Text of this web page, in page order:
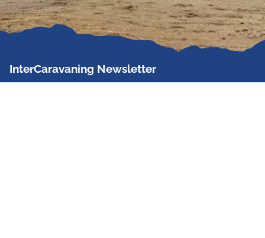
InterCaravaning Newsletter